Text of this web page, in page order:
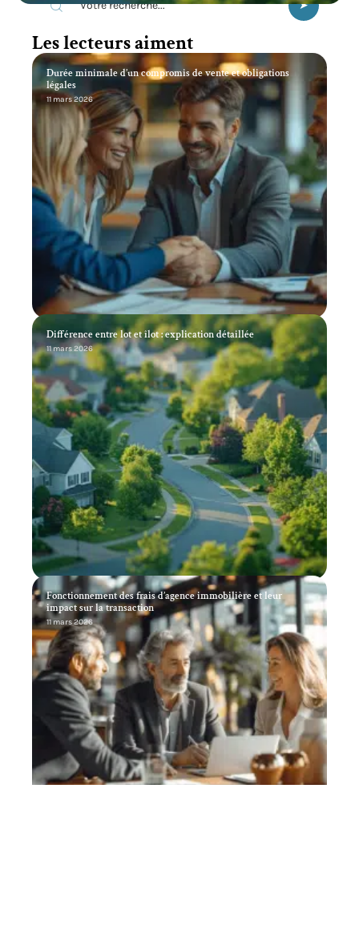
Les lecteurs aiment
Durée minimale d’un compromis de vente et obligations
légales
11 mars 2026
Différence entre lot et îlot : explication détaillée
11 mars 2026
Fonctionnement des frais d’agence immobilière et leur
impact sur la transaction
11 mars 2026